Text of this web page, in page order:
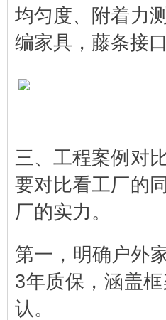
均匀度、附着力
编家具，藤条接
三、工程案例对
要对比看工厂的
厂的实力。
第一，明确户外
3年质保，涵盖
认。